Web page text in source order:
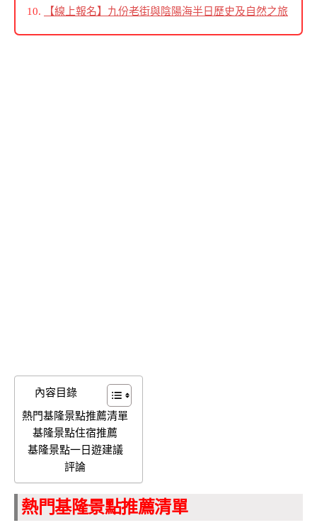
【線上報名】九份老街與陰陽海半日歷史及自然之旅
內容目錄
熱門基隆景點推薦清單
基隆景點住宿推薦
基隆景點一日遊建議
評論
熱門基隆景點推薦清單